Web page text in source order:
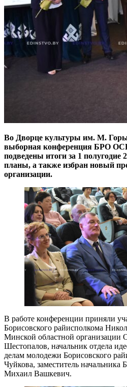
Во Дворце культуры им. М.
выборная конференция БРО
подведены итоги за 1 полугодие
планы, а также избран новый
организации.
В работе конференции приняли
Борисовского райисполкома
Минской областной
Шестопалов, начальник отдела
делам молодежи Борисовского
Чуйкова, заместитель
Михаил Вашкевич.